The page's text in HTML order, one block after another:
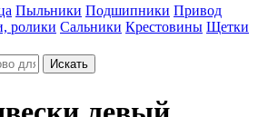
Пыльники Подшипники Привод
ролики Сальники Крестовины Щетки